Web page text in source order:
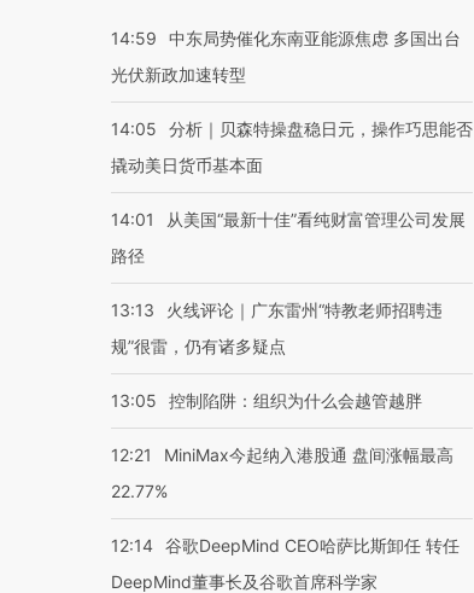
14:59
中东局势催化东南亚能源焦虑 多国出台
光伏新政加速转型
14:05
分析｜贝森特操盘稳日元，操作巧思能否
撬动美日货币基本面
14:01
从美国“最新十佳”看纯财富管理公司发展
路径
13:13
火线评论｜广东雷州“特教老师招聘违
规”很雷，仍有诸多疑点
13:05 控制陷阱：组织为什么会越管越胖
12:21
MiniMax今起纳入港股通 盘间涨幅最高
22.77%
12:14 谷歌DeepMind CEO哈萨比斯卸任 转任
DeepMind董事长及谷歌首席科学家